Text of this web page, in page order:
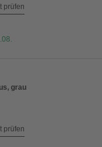
prüfen
grau
prüfen